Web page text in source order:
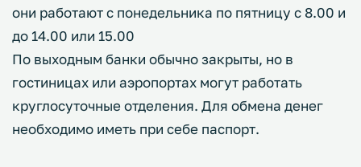
они работают с понедельника по пятницу с 8.00 и
до 14.00 или 15.00
По выходным банки обычно закрыты, но в
гостиницах или аэропортах могут работать
круглосуточные отделения. Для обмена денег
необходимо иметь при себе паспорт.